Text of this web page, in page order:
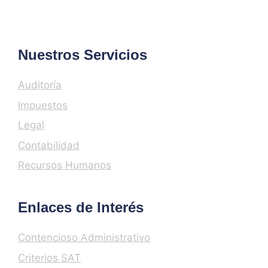
Nuestros Servicios
Auditoría
Impuestos
Legal
Contabilidad
Recursos Humanos
Enlaces de Interés
Contencioso Administrativo
Criterios SAT